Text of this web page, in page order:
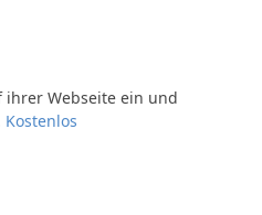
ihrer Webseite ein und
Kostenlos